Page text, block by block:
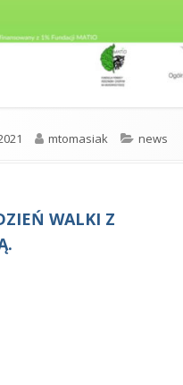
Autor
mtomasiak Kategorie
news
WALKI Z